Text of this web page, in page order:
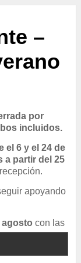
–
por
incluidos.
el 6 y el 24 de
a partir del 25
apoyando
agosto con las